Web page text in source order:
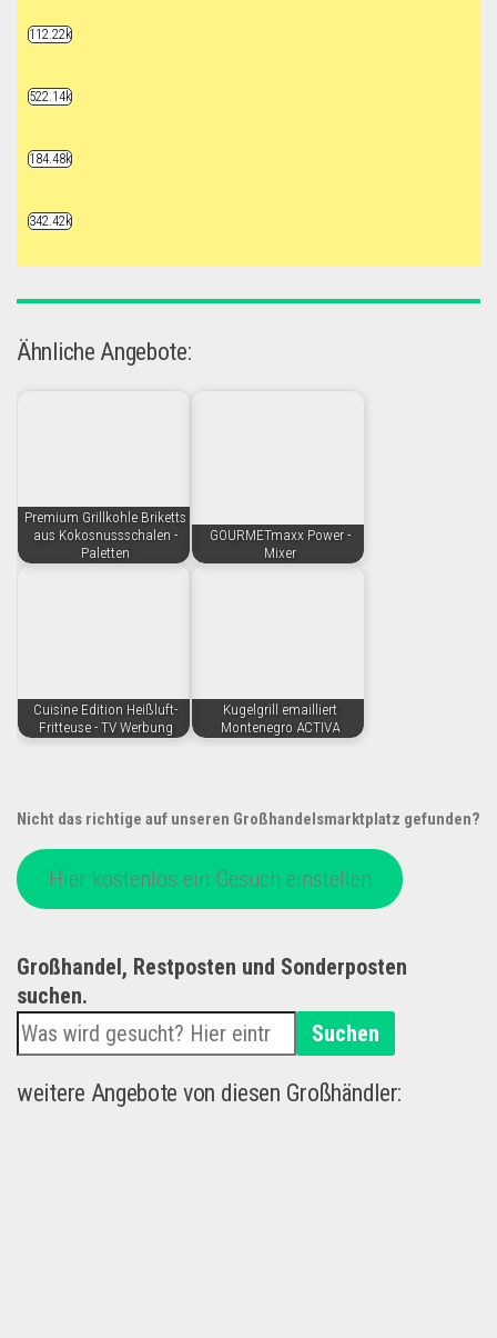
Ähnliche Angebote:
Premium Grillkohle Briketts
aus Kokosnussschalen -
Paletten
GOURMETmaxx Power -
Mixer
Cuisine Edition Heißluft-
Fritteuse - TV Werbung
Kugelgrill emailliert
Montenegro ACTIVA
Nicht das richtige auf unseren Großhandelsmarktplatz gefunden?
Hier kostenlos ein Gesuch einstellen
Großhandel, Restposten und Sonderposten
suchen.
Suchen
weitere Angebote von diesen Großhändler:
112.22k
522.14k
184.48k
342.42k